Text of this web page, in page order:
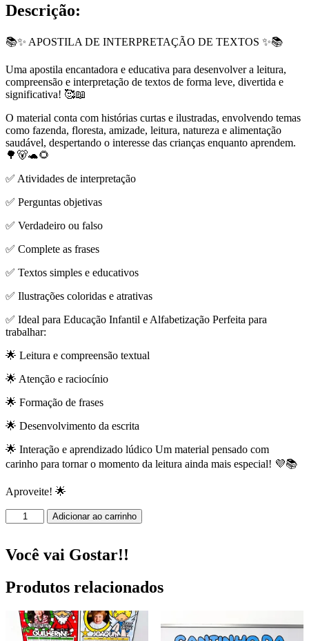
Descrição:
📚✨ APOSTILA DE INTERPRETAÇÃO DE TEXTOS ✨📚
Uma apostila encantadora e educativa para desenvolver a leitura,
compreensão e interpretação de textos de forma leve, divertida e
significativa! 🥰📖
O material conta com histórias curtas e ilustradas, envolvendo temas
como fazenda, floresta, amizade, leitura, natureza e alimentação
saudável, despertando o interesse das crianças enquanto aprendem.
🌳🐻🐢🌻
✅ Atividades de interpretação
✅ Perguntas objetivas
✅ Verdadeiro ou falso
✅ Complete as frases
✅ Textos simples e educativos
✅ Ilustrações coloridas e atrativas
✅ Ideal para Educação Infantil e Alfabetização Perfeita para
trabalhar:
🌟 Leitura e compreensão textual
🌟 Atenção e raciocínio
🌟 Formação de frases
🌟 Desenvolvimento da escrita
🌟 Interação e aprendizado lúdico Um material pensado com
carinho para tornar o momento da leitura ainda mais especial! 💜📚
Aproveite! 🌟
Apostila
de
de
Textos!
Adicionar ao carrinho
Você vai Gostar!!
Produtos relacionados